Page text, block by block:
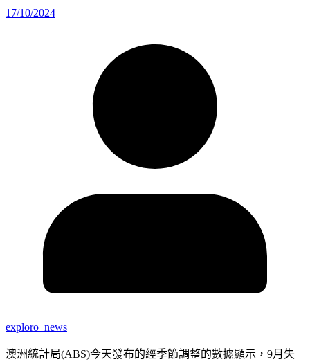
17/10/2024
exploro_news
澳洲統計局(ABS)今天發布的經季節調整的數據顯示，9月失